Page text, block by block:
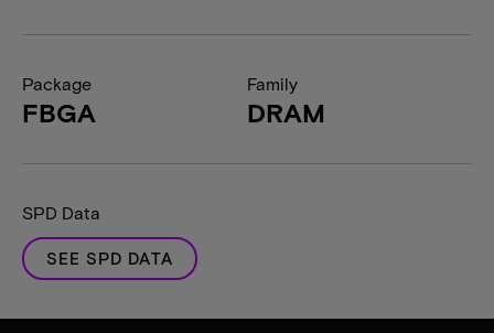
Package
FBGA
Family
DRAM
SPD Data
SEE SPD DATA